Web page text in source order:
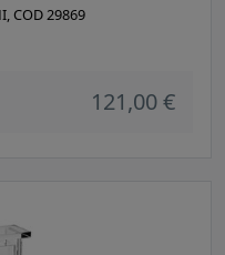
COD 29869
121,00 €